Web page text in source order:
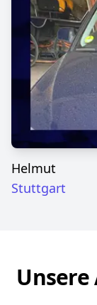
Helmut
Stuttgart